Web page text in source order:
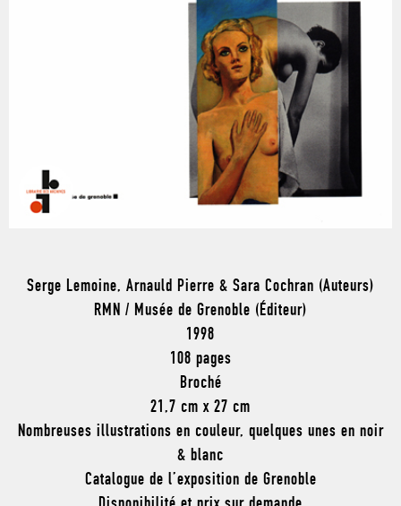
Serge Lemoine, Arnauld Pierre & Sara Cochran (Auteurs)
RMN / Musée de Grenoble (Éditeur)
1998
108 pages
Broché
21,7 cm x 27 cm
Nombreuses illustrations en couleur, quelques unes en noir
& blanc
Catalogue de l’exposition de Grenoble